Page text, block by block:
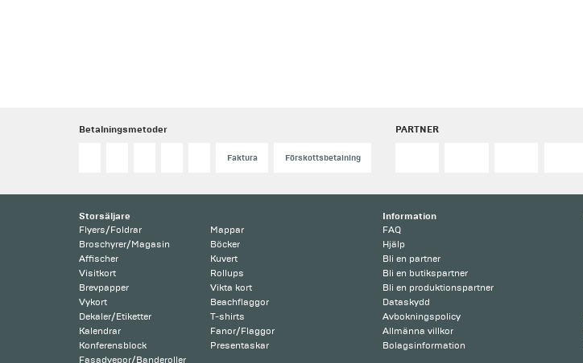
Betalningsmetoder
Faktura Förskottsbetalning
PARTNER
Storsäljare
Flyers/Foldrar
Broschyrer/Magasin
Affischer
Visitkort
Brevpapper
Vykort
Dekaler/Etiketter
Kalendrar
Konferensblock
Fasadvepor/Banderoller
Mappar
Böcker
Kuvert
Rollups
Vikta kort
Beachflaggor
T-shirts
Fanor/Flaggor
Presentaskar
Information
FAQ
Hjälp
Bli en partner
Bli en butikspartner
Bli en produktionspartner
Dataskydd
Avbokningspolicy
Allmänna villkor
Bolagsinformation